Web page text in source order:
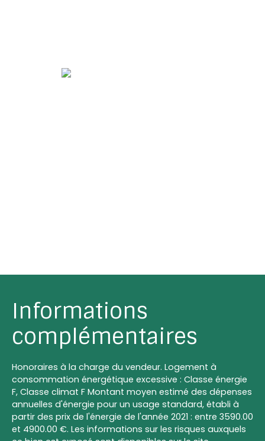
Informations
complémentaires
Honoraires à la charge du vendeur. Logement à
consommation énergétique excessive : Classe énergie
F, Classe climat F Montant moyen estimé des dépenses
annuelles d'énergie pour un usage standard, établi à
partir des prix de l'énergie de l'année 2021 : entre 3590.00
et 4900.00 €. Les informations sur les risques auxquels